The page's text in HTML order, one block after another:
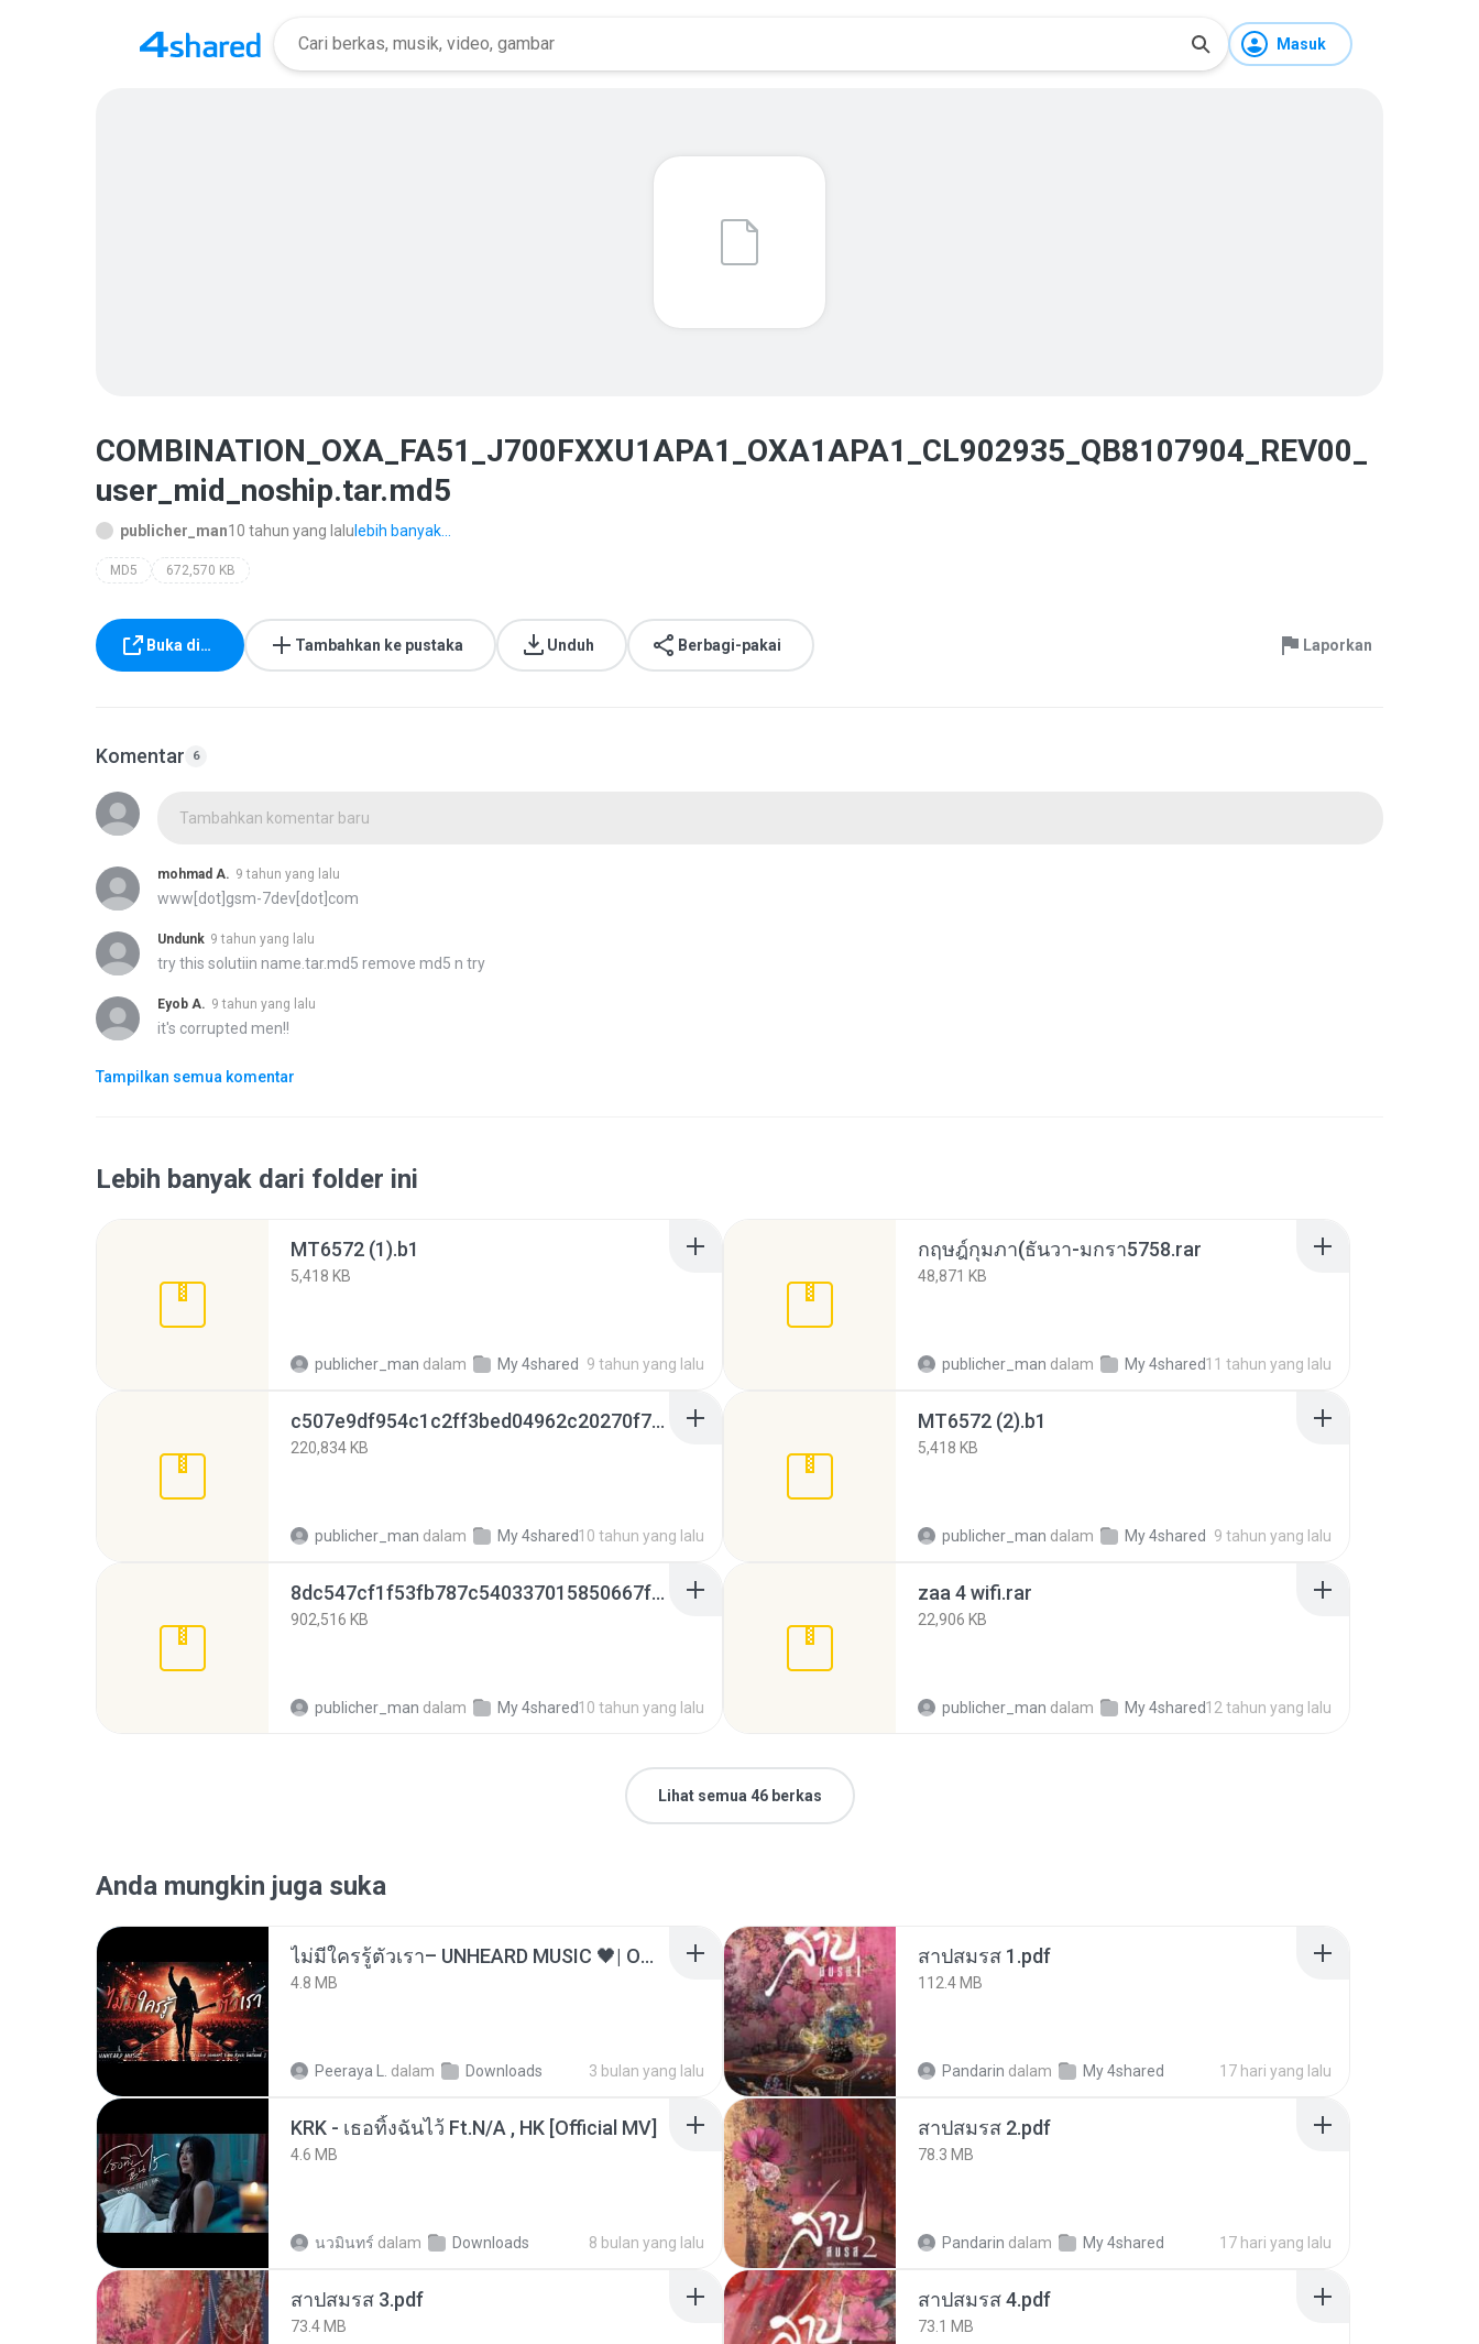
Masuk
COMBINATION_OXA_FA51_J700FXXU1APA1_OXA1APA1_CL902935_QB8107904_REV00_
user_mid_noship.tar.md5
publicher_man10 tahun yang lalu lebih banyak...
MD5 672,570 KB
Buka di… Tambahkan ke pustaka Unduh Berbagi-pakai Laporkan
Komentar 6
Tambahkan komentar baru
mohmad A. 9 tahun yang lalu
www[dot]gsm-7dev[dot]com
Undunk 9 tahun yang lalu
try this solutiin name.tar.md5 remove md5 n try
Eyob A. 9 tahun yang lalu
it's corrupted men!!
Tampilkan semua komentar
Lebih banyak dari folder ini
MT6572 (1).b1
5,418 KB
publicher_man dalam My 4shared 9 tahun yang lalu
กฤษฎ์กุมภา(ธันวา-มกรา5758.rar
48,871 KB
publicher_man dalam My 4shared11 tahun yang lalu
c507e9df954c1c2ff3bed04962c20270f78ea38a.zip
220,834 KB
publicher_man dalam My 4shared10 tahun yang lalu
MT6572 (2).b1
5,418 KB
publicher_man dalam My 4shared 9 tahun yang lalu
8dc547cf1f53fb787c540337015850667fc785b3.rar
902,516 KB
publicher_man dalam My 4shared10 tahun yang lalu
zaa 4 wifi.rar
22,906 KB
publicher_man dalam My 4shared12 tahun yang lalu
Lihat semua 46 berkas
Anda mungkin juga suka
ไม่มีใครรู้ตัวเรา– UNHEARD MUSIC 🖤| Official Lyric Video | เพลงสู้ชีวิต
4.8 MB
Peeraya L. dalam Downloads 3 bulan yang lalu
สาปสมรส 1.pdf
112.4 MB
Pandarin dalam My 4shared 17 hari yang lalu
KRK - เธอทิ้งฉันไว้ Ft.N/A , HK [Official MV]
4.6 MB
นวมินทร์ dalam Downloads 8 bulan yang lalu
สาปสมรส 2.pdf
78.3 MB
Pandarin dalam My 4shared 17 hari yang lalu
สาปสมรส 3.pdf
73.4 MB
สาปสมรส 4.pdf
73.1 MB